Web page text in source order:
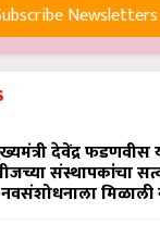
Newsletters
देवेंद्र फडणवीस
संस्थापकांचा
नवसंशोधनाला